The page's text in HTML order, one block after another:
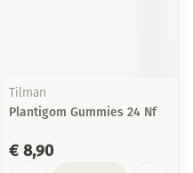
Tilman
Plantigom Gummies 24 Nf
€ 8,90